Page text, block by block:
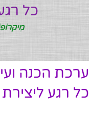
כל
ערכת הכנה
כל רגע